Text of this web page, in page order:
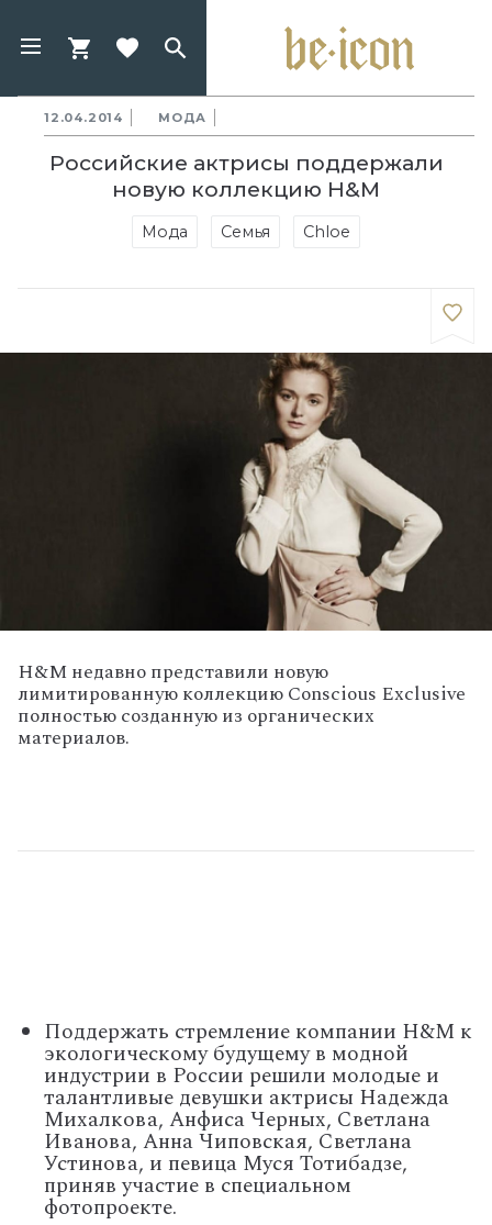
12.04.2014 МОДА
Российские актрисы поддержали
новую коллекцию H&M
Мода Семья Chloe
H&M недавно представили новую
лимитированную коллекцию Conscious Exclusive
полностью созданную из органических
материалов.
Поддержать стремление компании H&M к
экологическому будущему в модной
индустрии в России решили молодые и
талантливые девушки актрисы Надежда
Михалкова, Анфиса Черных, Светлана
Иванова, Анна Чиповская, Светлана
Устинова, и певица Муся Тотибадзе,
приняв участие в специальном
фотопроекте.